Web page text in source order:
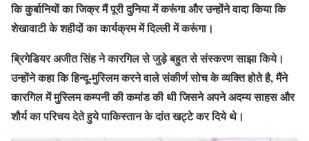
कि कुर्बानियों का जिक्र मैं पूरी दुनिया में करूंगा और उन्होंने वादा किया कि
शेखावाटी के शहीदों का कार्यक्रम में दिल्ली में करूंगा।
ब्रिगेडियर अजीत सिंह ने कारगिल से जुड़े बहुत से संस्करण साझा किये।
उन्होंने कहा कि हिन्दू-मुस्लिम करने वाले संकीर्ण सोच के व्यक्ति होते है, मैंने
कारगिल में मुस्लिम कम्पनी की कमांड की थी जिसने अपने अदम्य साहस और
शौर्य का परिचय देते हुये पाकिस्तान के दांत खट्टे कर दिये थे।